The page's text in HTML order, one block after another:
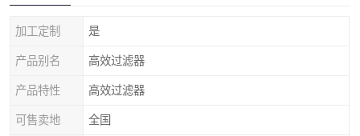
加工定制 是
产品别名 高效过滤器
产品特性 高效过滤器
可售卖地 全国